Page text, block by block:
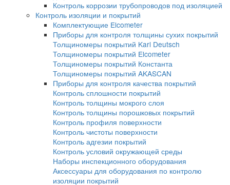
Твердомеры по Виккерсу
Твердомеры по Роквеллу
Универсальные твердомеры
Портальные твердомеры
Дополнительное оборудование для
Оборудование для капиллярного контроля
Стенды для ручного капиллярного
Линии капиллярного контроля
Системы УФ-освещения
Системы водоподготовки и очистки воды
Принадлежности для капиллярной
Расходные материалы
Оборудование для магнитопорошкового
Магнитопорошковые дефектоскопы
Переносные магнитопорошковые
Стационарные магнитопорошковые